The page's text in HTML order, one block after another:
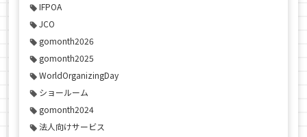
IFPOA
JCO
gomonth2026
gomonth2025
WorldOrganizingDay
ショールーム
gomonth2024
法人向けサービス